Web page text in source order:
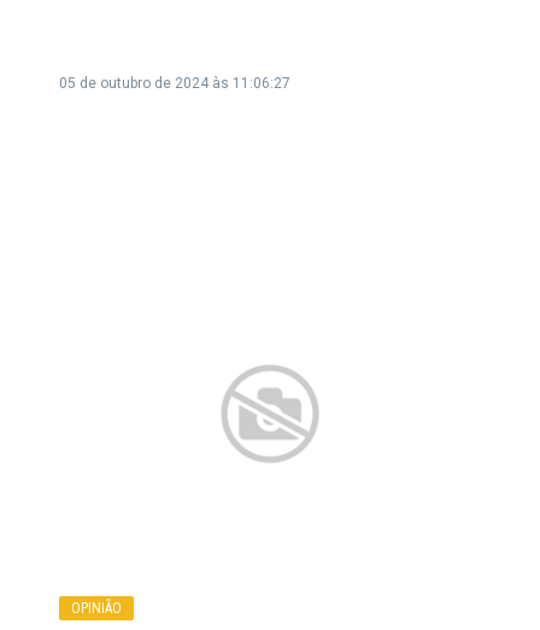
05 de outubro de 2024 às 11:06:27
OPINIÃO